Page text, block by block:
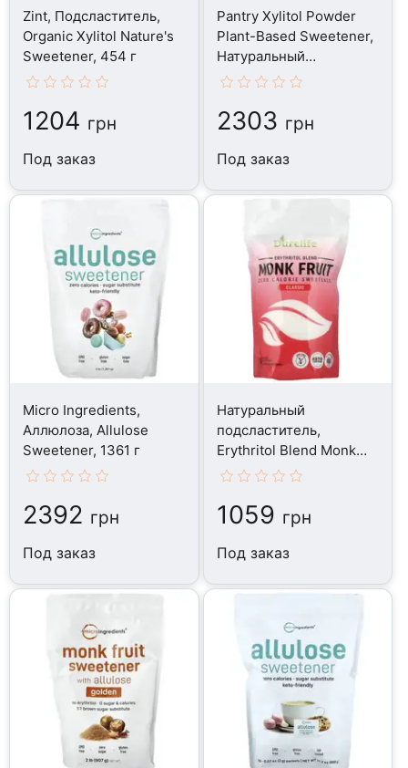
Zint, Подсластитель,
Organic Xylitol Nature's
Sweetener, 454 г
1204 грн
Под заказ
Pantry Xylitol Powder
Plant-Based Sweetener,
Натуральный
подсластитель, 1134 г
2303 грн
Под заказ
Micro Ingredients,
Аллюлоза, Allulose
Sweetener, 1361 г
2392 грн
Под заказ
Натуральный
подсластитель,
Erythritol Blend Monk
Fruit Classic, 453 г
1059 грн
Под заказ